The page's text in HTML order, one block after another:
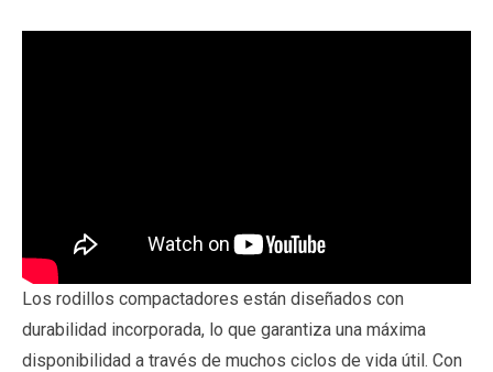
Los rodillos compactadores están diseñados con
durabilidad incorporada, lo que garantiza una máxima
disponibilidad a través de muchos ciclos de vida útil. Con